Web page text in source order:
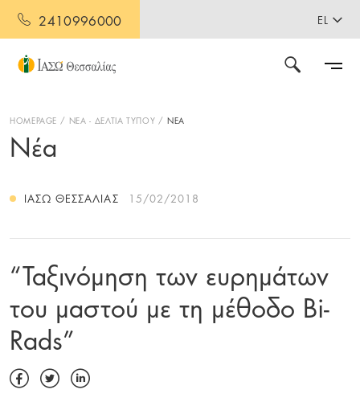
2410996000 EL
HOMEPAGE ΝΕΑ - ΔΕΛΤΙΑ ΤΥΠΟΥ ΝΕΑ
Νέα
ΙΑΣΩ ΘΕΣΣΑΛΊΑΣ 15/02/2018
“Ταξινόμηση των ευρημάτων
του μαστού με τη μέθοδο Bi-
Rads”